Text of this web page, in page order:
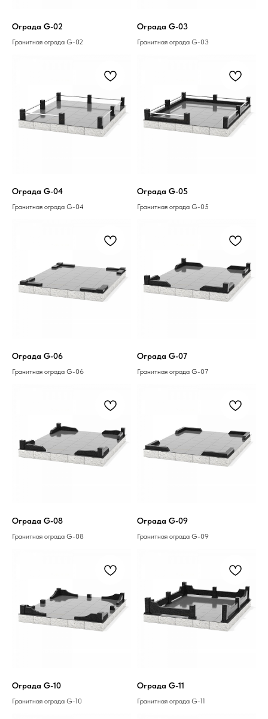
Ограда G-02
Гранитная ограда G-02
Ограда G-03
Гранитная ограда G-03
Ограда G-04
Гранитная ограда G-04
Ограда G-05
Гранитная ограда G-05
Ограда G-06
Гранитная ограда G-06
Ограда G-07
Гранитная ограда G-07
Ограда G-08
Гранитная ограда G-08
Ограда G-09
Гранитная ограда G-09
Ограда G-10
Гранитная ограда G-10
Ограда G-11
Гранитная ограда G-11